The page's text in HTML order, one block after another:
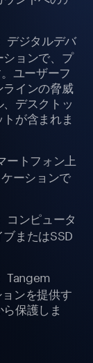
デジタルデバ
ョンで、プ
ユーザーフ
インの脅威
デスクトッ
が含まれま
ートフォン上
ーションで
コンピュータ
またはSSD
Tangem
ンを提供す
保護しま